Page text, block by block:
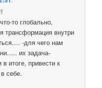
то глобально,
внутри
-для чего нам
их задача-
итоге, привести к
себе.